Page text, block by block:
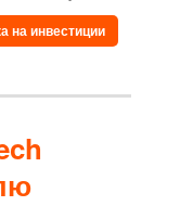
на инвестиции